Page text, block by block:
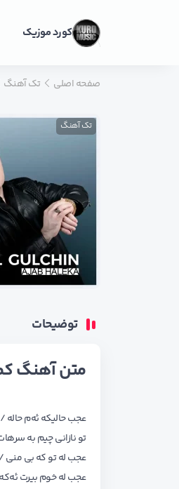
کورد موزیک
صفحه اصلی تک آهنگ
تک آهنگ
توضیحات
متن آهنگ
عجب حالیکه ئه‌م
تو نازانی چیم به
عجب له تو که بی منی
عجب له خوم بیرت